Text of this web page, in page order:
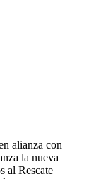
alianza con
la nueva
al Rescate